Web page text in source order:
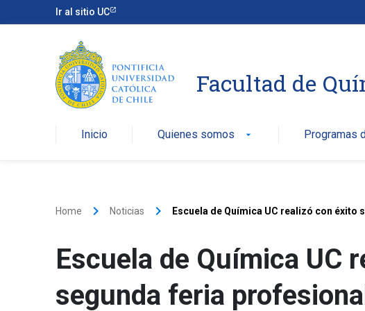
Ir al sitio UC
Facultad de
Inicio Quienes somos arrow_drop_down Programas
Home keyboard_arrow_right Noticias keyboard_arrow_right Escuela de Química UC realizó con
Escuela de Química UC
segunda feria